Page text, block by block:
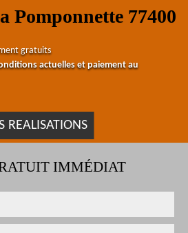
Pomponnette 77400
gratuits
actuelles et paiement au
REALISATIONS
IMMÉDIAT